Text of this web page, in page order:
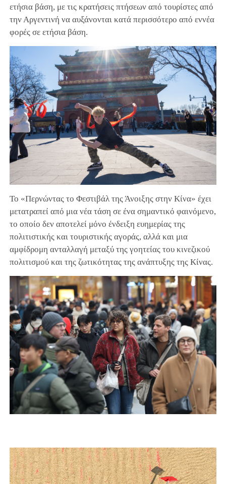
ετήσια βάση, με τις κρατήσεις πτήσεων από τουρίστες από
την Αργεντινή να αυξάνονται κατά περισσότερο από εννέα
φορές σε ετήσια βάση.
Το «Περνώντας το Φεστιβάλ της Άνοιξης στην Κίνα» έχει
μετατραπεί από μια νέα τάση σε ένα σημαντικό φαινόμενο,
το οποίο δεν αποτελεί μόνο ένδειξη ευημερίας της
πολιτιστικής και τουριστικής αγοράς, αλλά και μια
αμφίδρομη ανταλλαγή μεταξύ της γοητείας του κινεζικού
πολιτισμού και της ζωτικότητας της ανάπτυξης της Κίνας.